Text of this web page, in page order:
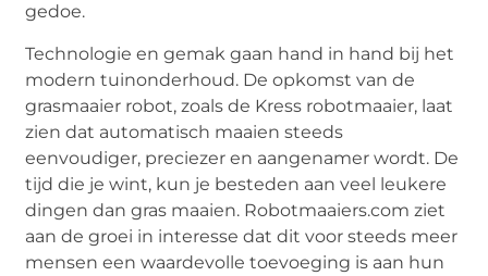
gedoe.
Technologie en gemak gaan hand in hand bij het
modern tuinonderhoud. De opkomst van de
grasmaaier robot, zoals de Kress robotmaaier, laat
zien dat automatisch maaien steeds
eenvoudiger, preciezer en aangenamer wordt. De
tijd die je wint, kun je besteden aan veel leukere
dingen dan gras maaien. Robotmaaiers.com ziet
aan de groei in interesse dat dit voor steeds meer
mensen een waardevolle toevoeging is aan hun